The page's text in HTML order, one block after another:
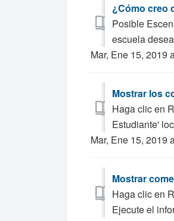
¿Cómo creo
Posible
escuela
Mar, Ene 15, 2019
Mostrar los
Haga clic en
Estudiante'
Mar, Ene 15, 2019
Mostrar
Haga clic en
Ejecute el